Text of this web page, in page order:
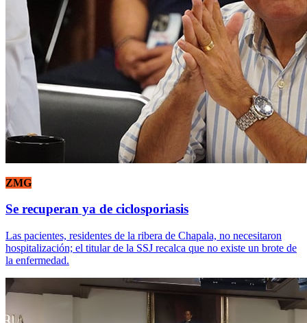
ZMG
Se recuperan ya de ciclosporiasis
Las pacientes, residentes de la ribera de Chapala, no necesitaron
hospitalización; el titular de la SSJ recalca que no existe un brote de
la enfermedad.